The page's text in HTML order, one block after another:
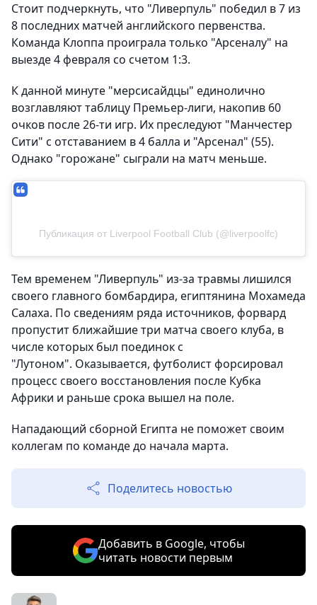
Стоит подчеркнуть, что "Ливерпуль" победил в 7 из
8 последних матчей английского первенства.
Команда Клоппа проиграла только "Арсеналу" на
выезде 4 февраля со счетом 1:3.
К данной минуте "мерсисайдцы" единолично
возглавляют таблицу Премьер-лиги, накопив 60
очков после 26-ти игр. Их преследуют "Манчестер
Сити" с отставанием в 4 балла и "Арсенал" (55).
Однако "горожане" сыграли на матч меньше.
Публикация от Liverpool Football Club (@liverpoolfc)
Тем временем "Ливерпуль" из-за травмы лишился
своего главного бомбардира, египтянина Мохамеда
Салаха. По сведениям ряда источников, форвард
пропустит ближайшие три матча своего клуба, в
числе которых был поединок с
"Лутоном". Оказывается, футболист форсировал
процесс своего восстановления после Кубка
Африки и раньше срока вышел на поле.
Нападающий сборной Египта не поможет своим
коллегам по команде до начала марта.
Поделитесь новостью
Добавить в Google, чтобы
читать новости первым